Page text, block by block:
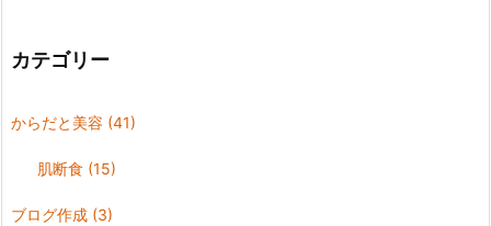
カテゴリー
からだと美容 (41)
肌断食 (15)
ブログ作成 (3)